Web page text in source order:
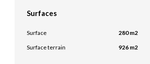
Surfaces
Surface
280 m2
Surface terrain
926 m2